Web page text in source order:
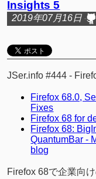
Insights 5
2019年07月16日
JSer.info #444 -
Firefox 68.0,
Fixes
Firefox 68 for
Firefox 68:
QuantumBar -
blog
Firefox 68で企業向